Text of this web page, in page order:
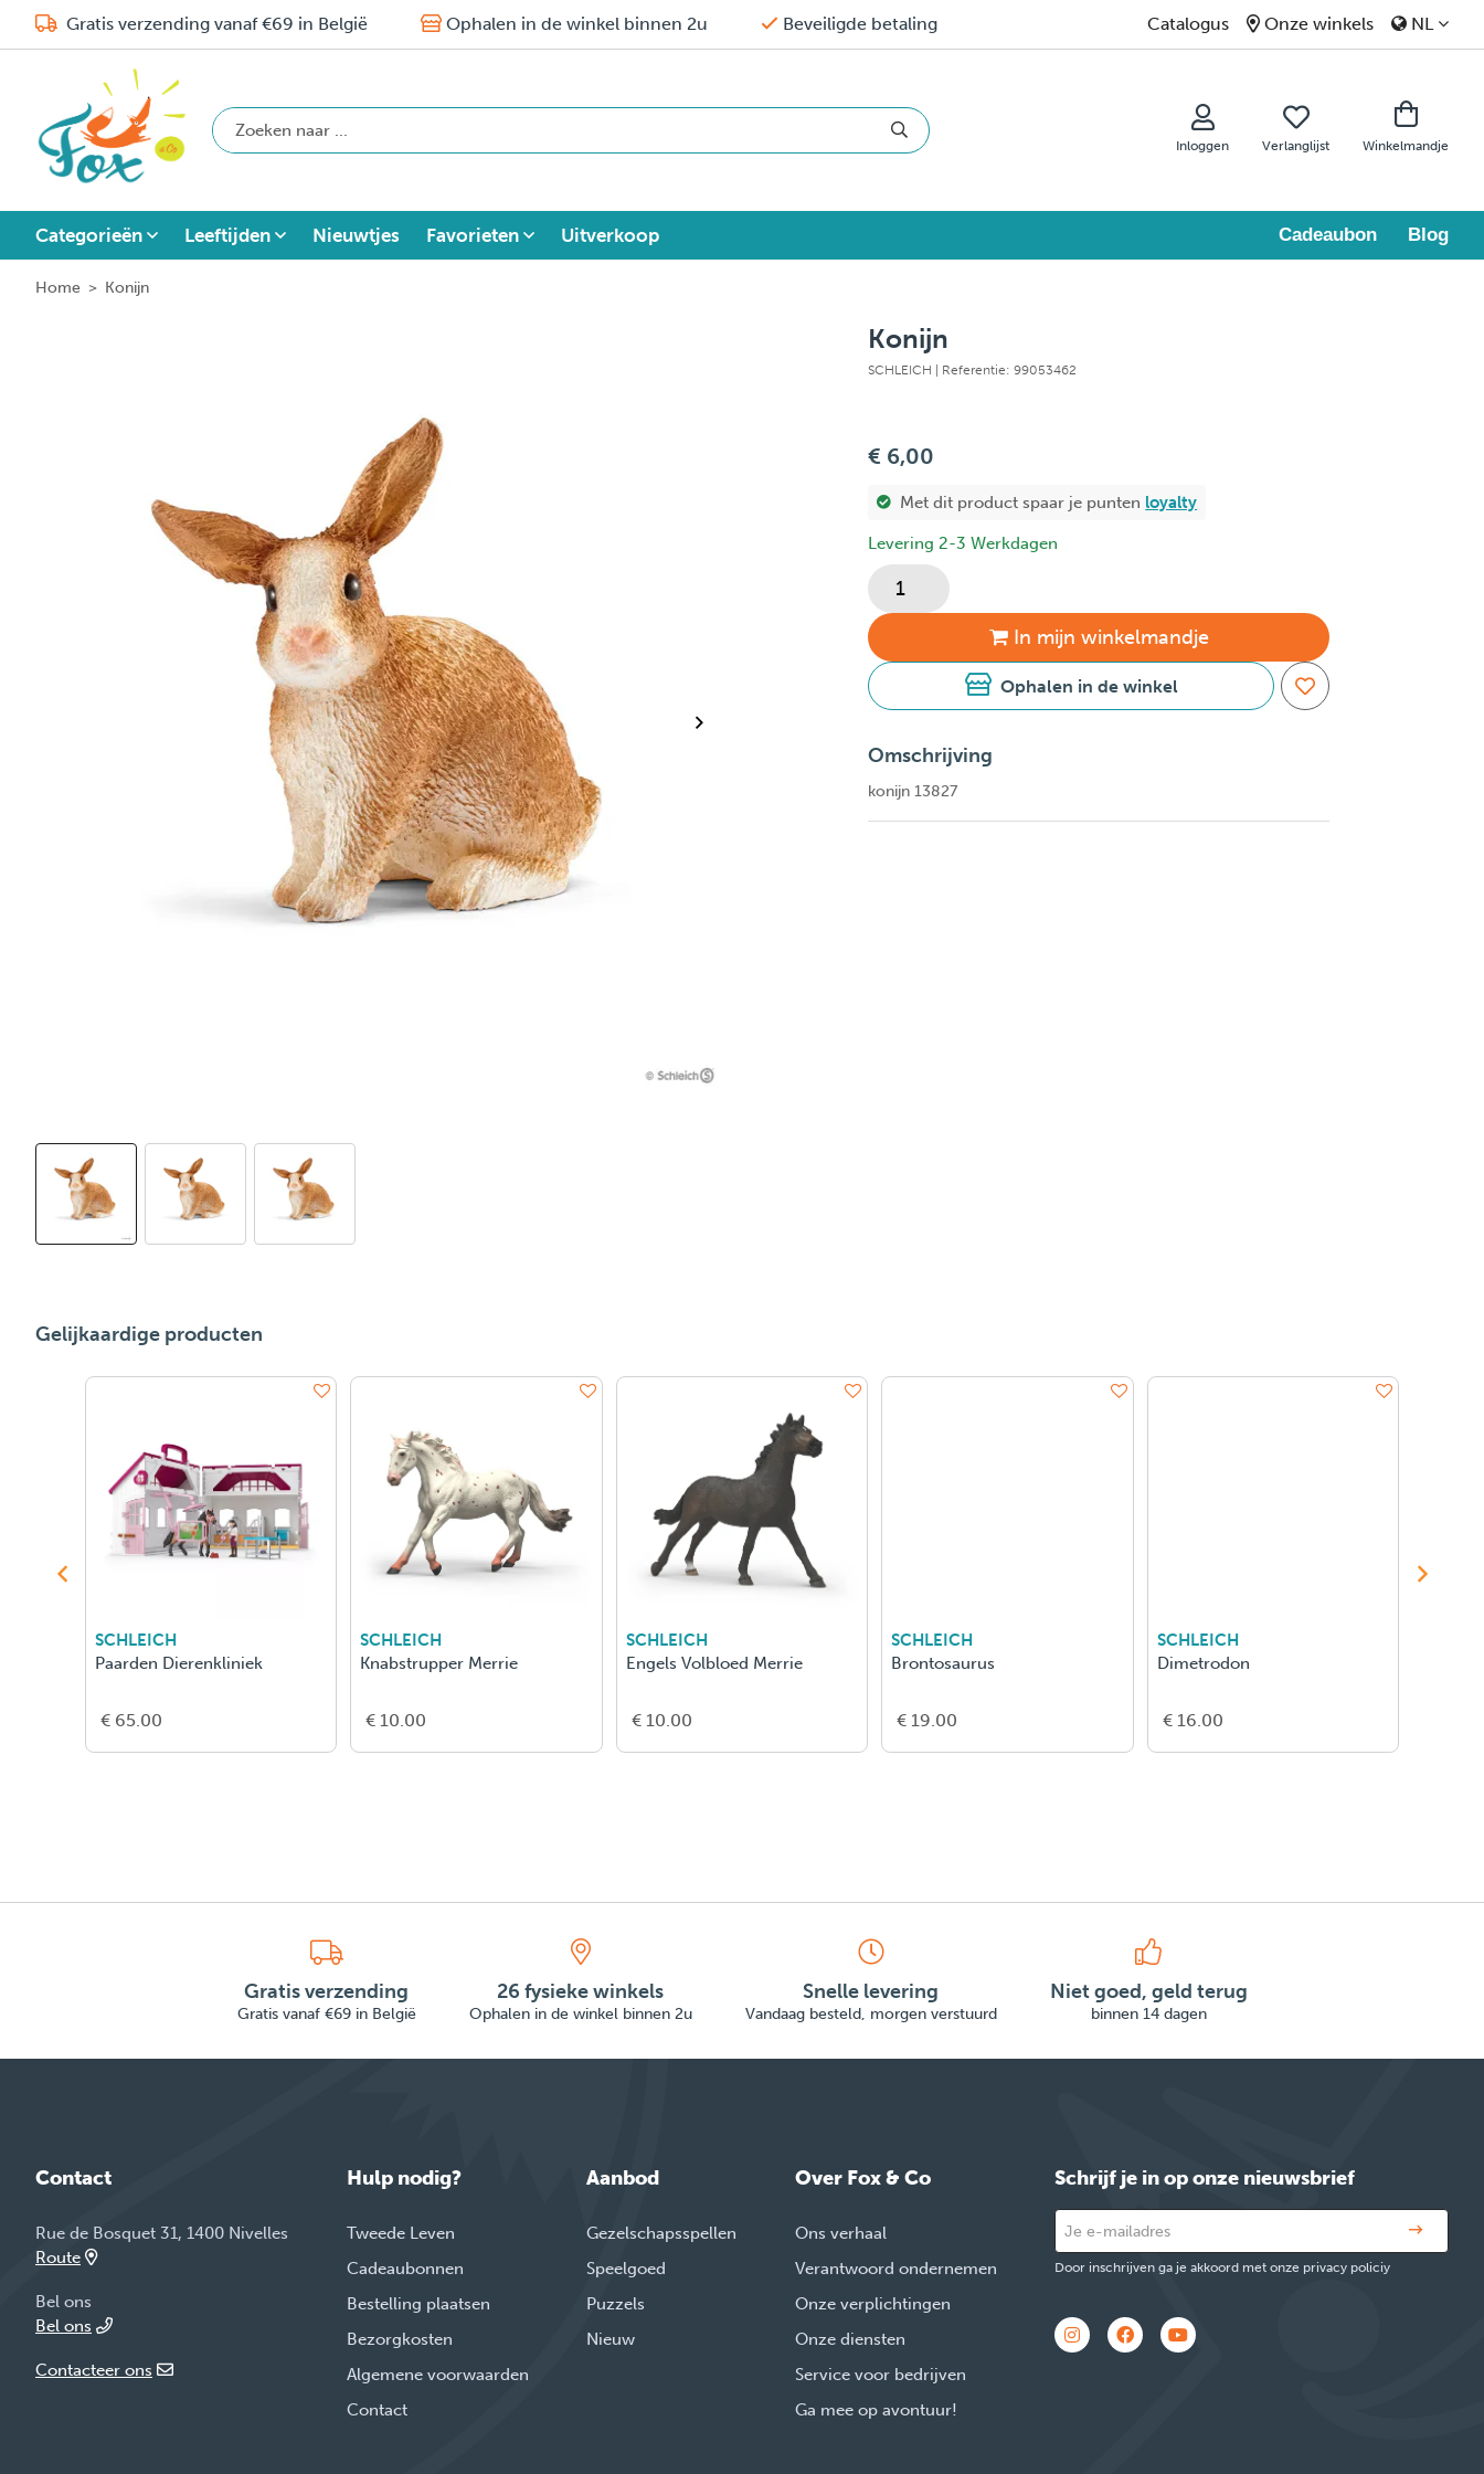
Gratis verzending vanaf €69 in België Ophalen in de winkel binnen 2u Beveiligde betaling Catalogus Onze winkels NL
Inloggen Verlanglijst Winkelmandje
Categorieën Leeftijden Nieuwtjes Favorieten Uitverkoop Cadeaubon Blog
Home > Konijn
Konijn
SCHLEICH | Referentie: 99053462
€ 6,00
Met dit product spaar je punten loyalty
Levering 2-3 Werkdagen
In mijn winkelmandje
Ophalen in de winkel
Omschrijving
konijn 13827
Gelijkaardige producten
SCHLEICH
Paarden Dierenkliniek
€ 65.00
SCHLEICH
Knabstrupper Merrie
€ 10.00
SCHLEICH
Engels Volbloed Merrie
€ 10.00
SCHLEICH
Brontosaurus
€ 19.00
SCHLEICH
Dimetrodon
€ 16.00
Gratis verzending
Gratis vanaf €69 in België
26 fysieke winkels
Ophalen in de winkel binnen 2u
Snelle levering
Vandaag besteld, morgen verstuurd
Niet goed, geld terug
binnen 14 dagen
Contact
Rue de Bosquet 31, 1400 Nivelles
Route
Bel ons
Bel ons
Contacteer ons
Hulp nodig?
Tweede Leven
Cadeaubonnen
Bestelling plaatsen
Bezorgkosten
Algemene voorwaarden
Contact
Aanbod
Gezelschapsspellen
Speelgoed
Puzzels
Nieuw
Over Fox & Co
Ons verhaal
Verantwoord ondernemen
Onze verplichtingen
Onze diensten
Service voor bedrijven
Ga mee op avontuur!
Schrijf je in op onze nieuwsbrief
Door inschrijven ga je akkoord met onze privacy policiy